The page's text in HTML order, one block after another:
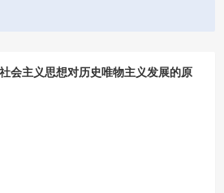
会主义思想对历史唯物主义发展的原